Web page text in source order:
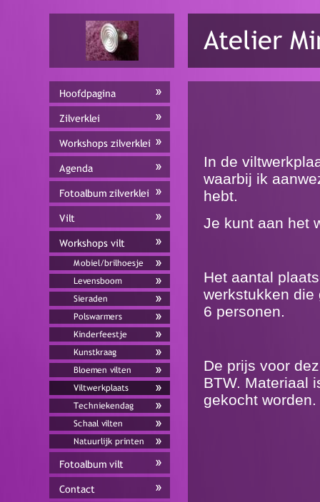
In de
waarbij ik
hebt.
Je kunt aan het
Het aantal
werkstukken die
6 personen.
De prijs voor
BTW. Materiaal
gekocht